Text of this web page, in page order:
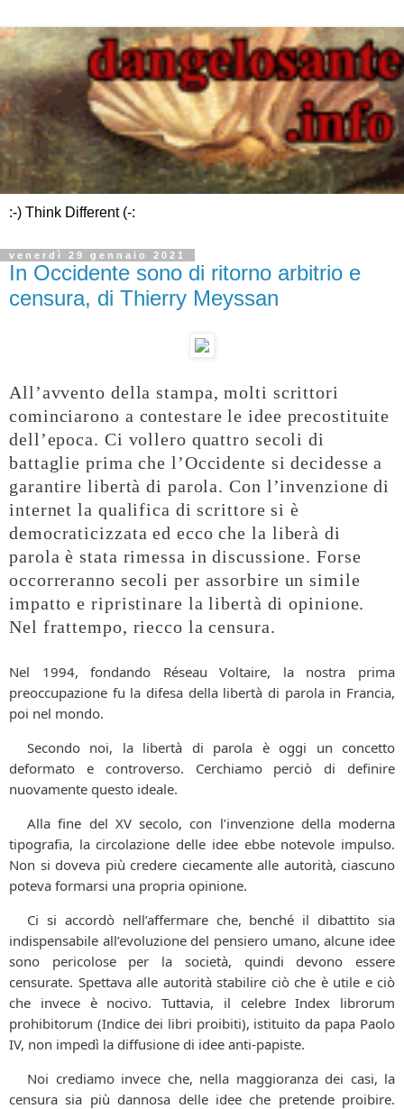
:-) Think Different (-:
venerdì 29 gennaio 2021
In Occidente sono di ritorno arbitrio e
censura, di Thierry Meyssan
All’avvento della stampa, molti scrittori
cominciarono a contestare le idee precostituite
dell’epoca. Ci vollero quattro secoli di
battaglie prima che l’Occidente si decidesse a
garantire libertà di parola. Con l’invenzione di
internet la qualifica di scrittore si è
democraticizzata ed ecco che la liberà di
parola è stata rimessa in discussione. Forse
occorreranno secoli per assorbire un simile
impatto e ripristinare la libertà di opinione.
Nel frattempo, riecco la censura.
Nel 1994, fondando Réseau Voltaire, la nostra prima
preoccupazione fu la difesa della libertà di parola in Francia,
poi nel mondo.
Secondo noi, la libertà di parola è oggi un concetto
deformato e controverso. Cerchiamo perciò di definire
nuovamente questo ideale.
Alla fine del XV secolo, con l’invenzione della moderna
tipografia, la circolazione delle idee ebbe notevole impulso.
Non si doveva più credere ciecamente alle autorità, ciascuno
poteva formarsi una propria opinione.
Ci si accordò nell’affermare che, benché il dibattito sia
indispensabile all’evoluzione del pensiero umano, alcune idee
sono pericolose per la società, quindi devono essere
censurate. Spettava alle autorità stabilire ciò che è utile e ciò
che invece è nocivo. Tuttavia, il celebre Index librorum
prohibitorum (Indice dei libri proibiti), istituito da papa Paolo
IV, non impedì la diffusione di idee anti-papiste.
Noi crediamo invece che, nella maggioranza dei casi, la
censura sia più dannosa delle idee che pretende proibire.